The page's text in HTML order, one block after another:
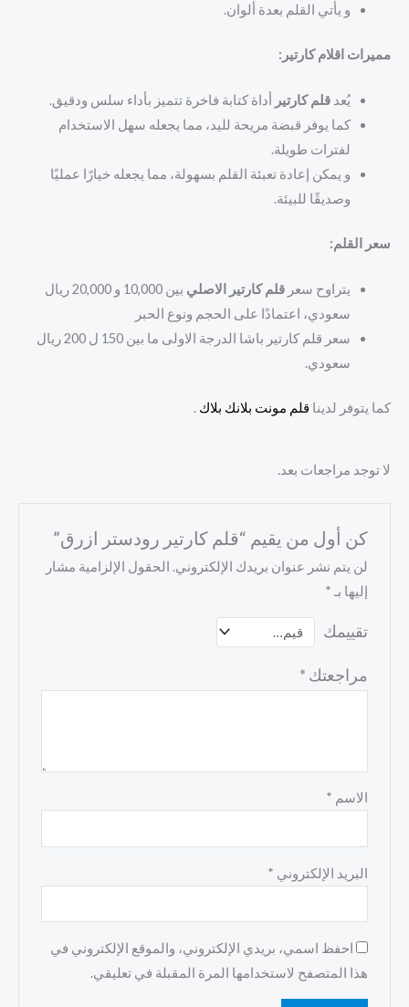
و يأتي القلم بعدة ألوان.
مميرات اقلام كارتير:
يُعد قلم كارتير أداة كتابة فاخرة تتميز بأداء سلس ودقيق.
كما يوفر قبضة مريحة لليد، مما يجعله سهل الاستخدام
لفترات طويلة.
و يمكن إعادة تعبئة القلم بسهولة، مما يجعله خيارًا عمليًا
وصديقًا للبيئة.
سعر القلم:
يتراوح سعر قلم كارتير الاصلي
بين 10,000 و 20,000 ريال
سعودي، اعتمادًا على الحجم ونوع الحبر
سعر قلم كارتير باشا الدرجة الاولى ما بين 150 ل 200 ريال
سعودي.
كما يتوفر لدينا قلم مونت بلانك بلاك .
لا توجد مراجعات بعد.
كن أول من يقيم “قلم كارتير رودستر ازرق”
لن يتم نشر عنوان بريدك الإلكتروني. الحقول الإلزامية مشار
إليها بـ *
تقييمك
مراجعتك *
الاسم *
البريد الإلكتروني *
احفظ اسمي، بريدي الإلكتروني، والموقع الإلكتروني في
هذا المتصفح لاستخدامها المرة المقبلة في تعليقي.